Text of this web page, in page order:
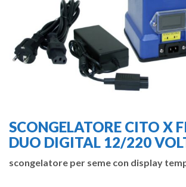
SCONGELATORE CITO X
DUO DIGITAL 12/220
scongelatore per seme con display